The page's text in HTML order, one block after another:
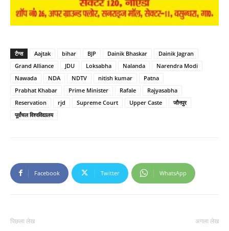
टैग्स Aajtak bihar BJP Dainik Bhaskar
Dainik Jagran
Grand Alliance
JDU Loksabha Nalanda
Narendra Modi
Nawada
NDA NDTV nitish kumar
Patna
Prabhat Khabar
Prime Minister Rafale
Rajyasabha
Reservation
rjd Supreme Court Upper Caste
जौनपुर
पूर्वांचल विश्वविद्यालय
Facebook Twitter WhatsApp
पिछला लेख अगला लेख